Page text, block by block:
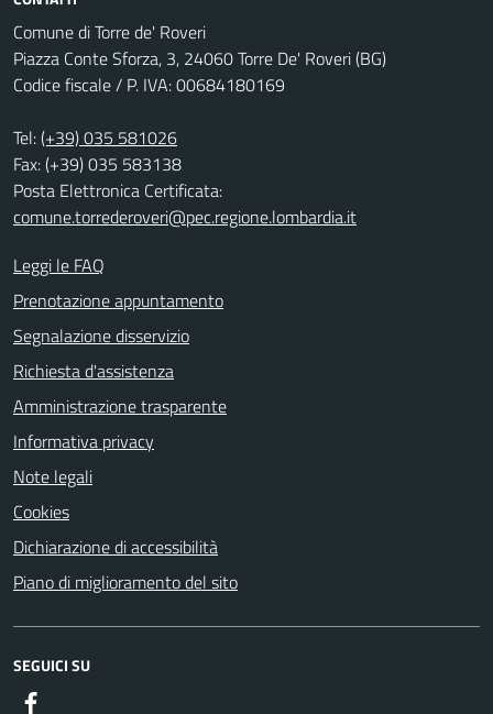
Comune di Torre de' Roveri
Piazza Conte Sforza, 3, 24060 Torre De' Roveri (BG)
Codice fiscale / P. IVA: 00684180169
Tel:(+39) 035 581026
Fax: (+39) 035 583138
Posta Elettronica Certificata:
comune.torrederoveri@pec.regione.lombardia.it
Leggi le FAQ
Prenotazione appuntamento
Segnalazione disservizio
Richiesta d'assistenza
Amministrazione trasparente
Informativa privacy
Note legali
Cookies
Dichiarazione di accessibilità
Piano di miglioramento del sito
SEGUICI SU